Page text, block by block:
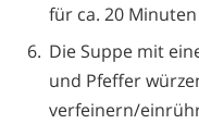
für ca. 20
Die Suppe mit
und Pfeffer
verfeinern/